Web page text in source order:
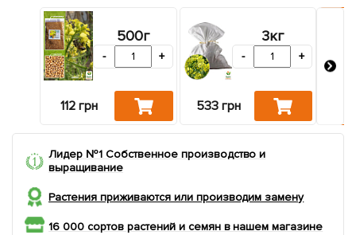
500г
- +
112 грн
3кг
- +
533 грн
Лидер №1 Собственное производство и
выращивание
Растения приживаются или производим замену
16 000 сортов растений и семян в нашем магазине